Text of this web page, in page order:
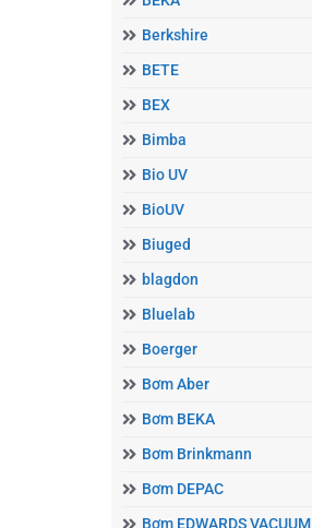
Berkshire
BETE
BEX
Bimba
Bio UV
BioUV
Biuged
blagdon
Bluelab
Boerger
Bơm Aber
Bơm BEKA
Bơm Brinkmann
Bơm DEPAC
Bơm EDWARDS VACUUM